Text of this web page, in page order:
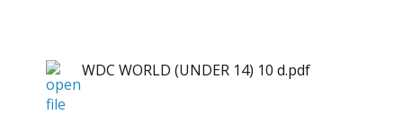
WDC WORLD (UNDER 14) 10 d.pdf